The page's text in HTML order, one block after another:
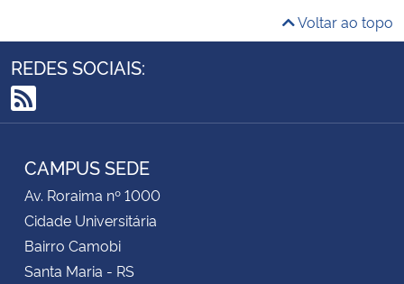
Voltar ao topo
REDES SOCIAIS:
RSS
CAMPUS SEDE
Av. Roraima nº 1000
Cidade Universitária
Bairro Camobi
Santa Maria - RS